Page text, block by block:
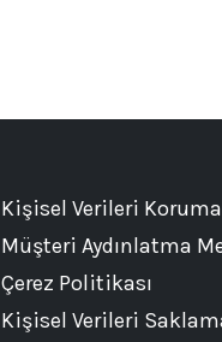
Kişisel Verileri
Müşteri Aydınlatma
Çerez Politikası
Kişisel Verileri